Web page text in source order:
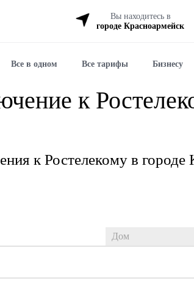
Вы находитесь в
городе Красноармейск
Все в одном Все тарифы Бизнесу
к
к Ростелекому в городе